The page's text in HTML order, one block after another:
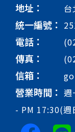
地址：
統一編號：
電話：
傳真：
信箱：
營業時間： 週
- PM 17:30(週